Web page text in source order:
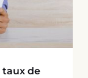
taux de